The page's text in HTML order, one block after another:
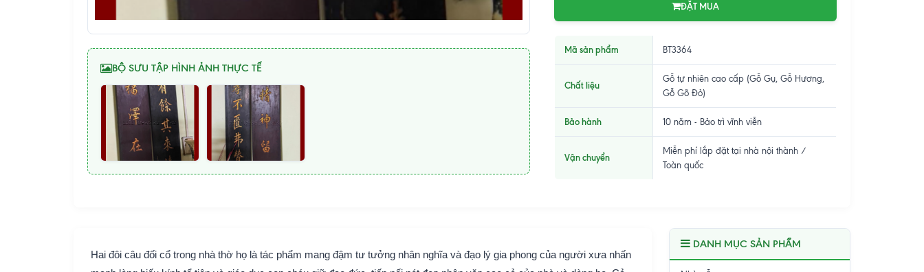
BỘ SƯU TẬP HÌNH ẢNH THỰC TẾ
ĐẶT MUA
Mã sản phẩm BT3364
Chất liệu
Gỗ tự nhiên cao cấp (Gỗ Gụ, Gỗ Hương,
Gỗ Gõ Đỏ)
Bảo hành 10 năm - Bảo trì vĩnh viễn
Vận chuyển
Miễn phí lắp đặt tại nhà nội thành /
Toàn quốc
Hai đôi câu đối cổ trong nhà thờ họ là tác phẩm mang đậm tư tưởng nhân nghĩa và đạo lý gia phong của người xưa nhấn
DANH MỤC SẢN PHẨM